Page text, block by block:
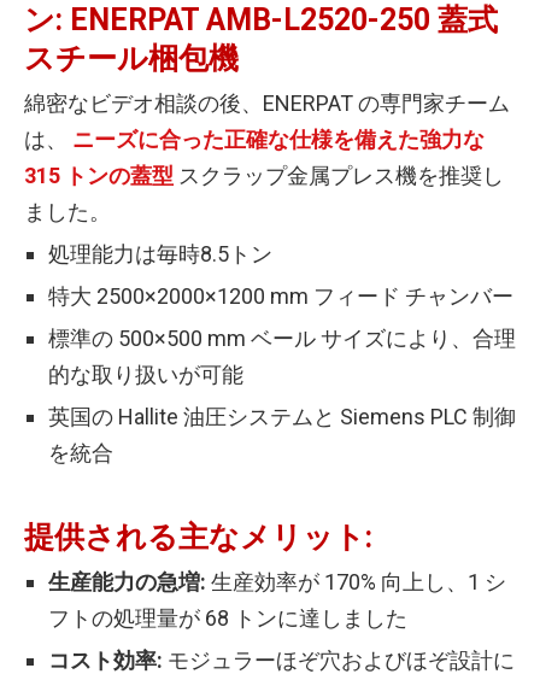
ン: ENERPAT AMB-L2520-250 蓋式
スチール梱包機
綿密なビデオ相談の後、ENERPAT の専門家チーム
は、 ニーズに合った正確な仕様を備えた強力な
315 トンの蓋型 スクラップ金属プレス機を推奨し
ました。
処理能力は毎時8.5トン
特大 2500×2000×1200 mm フィード チャンバー
標準の 500×500 mm ベール サイズにより、合理
的な取り扱いが可能
英国の Hallite 油圧システムと Siemens PLC 制御
を統合
提供される主なメリット:
生産能力の急増: 生産効率が 170% 向上し、1 シ
フトの処理量が 68 トンに達しました
コスト効率: モジュラーほぞ穴およびほぞ設計に